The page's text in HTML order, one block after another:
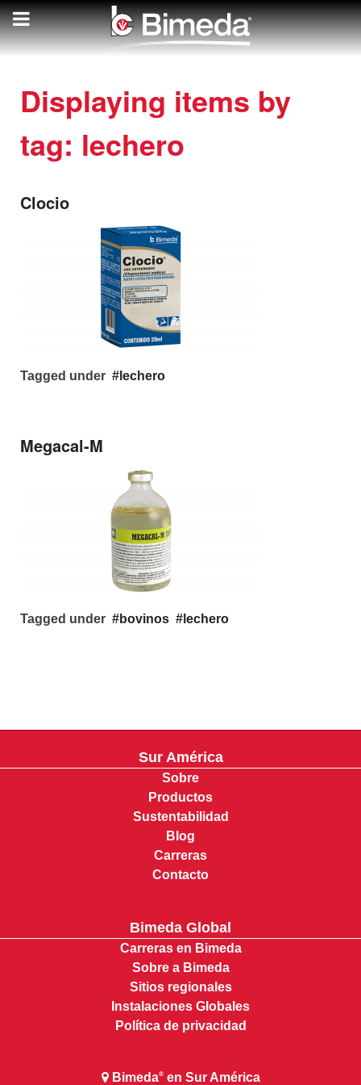
Displaying items by
tag: lechero
Clocio
Tagged under lechero
Megacal-M
Tagged under bovinos lechero
Sur América
Sobre
Productos
Sustentabilidad
Blog
Carreras
Contacto
Bimeda Global
Carreras en Bimeda
Sobre a Bimeda
Sitios regionales
Instalaciones Globales
Política de privacidad
Bimeda®en Sur América